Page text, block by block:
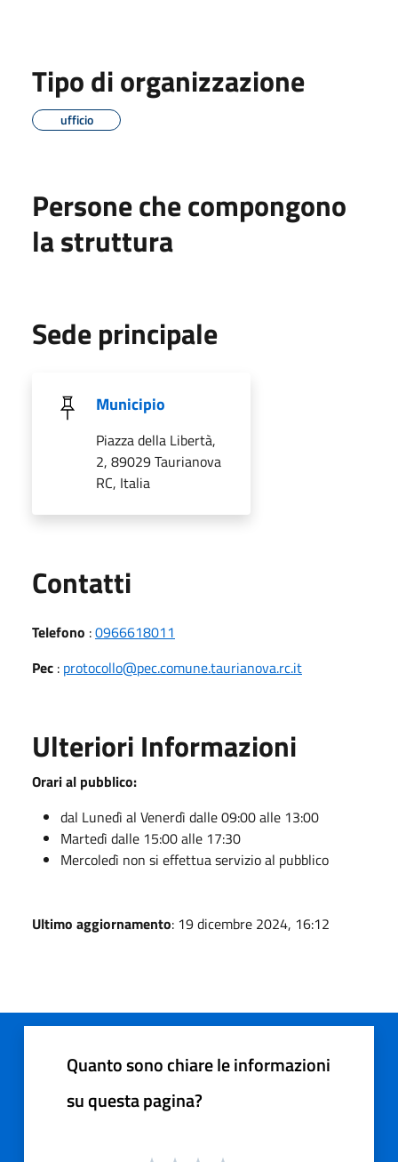
Tipo di organizzazione
ufficio
Persone che compongono
la struttura
Sede principale
Municipio
Piazza della Libertà,
2, 89029 Taurianova
RC, Italia
Contatti
Telefono :0966618011
Pec : protocollo@pec.comune.taurianova.rc.it
Ulteriori Informazioni
Orari al pubblico:
dal Lunedì al Venerdì dalle 09:00 alle 13:00
Martedì dalle 15:00 alle 17:30
Mercoledì non si effettua servizio al pubblico
Ultimo aggiornamento: 19 dicembre 2024, 16:12
Quanto sono chiare le informazioni
su questa pagina?